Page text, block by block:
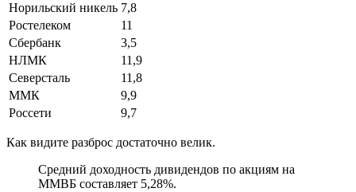
Норильский никель 7,8
Ростелеком
11
Сбербанк
3,5
НЛМК
11,9
Северсталь
11,8
ММК
9,9
Россети
9,7
Как видите разброс достаточно велик.
Средний доходность дивидендов по акциям на
ММВБ составляет 5,28%.